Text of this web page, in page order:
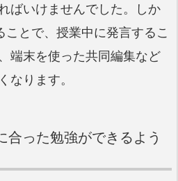
ばいけませんでした。しか
ことで、授業中に発言するこ
端末を使った共同編集など
なります。
合った勉強ができるよう